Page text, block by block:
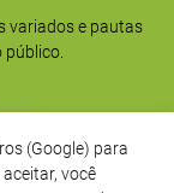
variados e pautas
público.
(Google) para
você